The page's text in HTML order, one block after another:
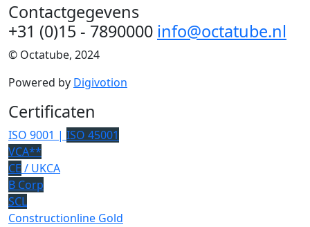
Contactgegevens
+31 (0)15 - 7890000 info@octatube.nl
© Octatube, 2024
Powered by Digivotion
Certificaten
ISO 9001 | ISO 45001
VCA**
CE / UKCA
B Corp
SCL
Constructionline Gold